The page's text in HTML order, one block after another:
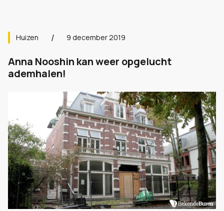
Huizen 9 december 2019
Anna Nooshin kan weer opgelucht
ademhalen!